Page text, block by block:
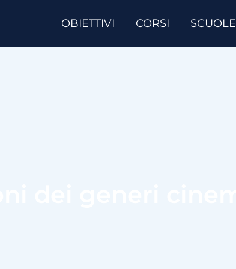
OBIETTIVI CORSI SCUOLE